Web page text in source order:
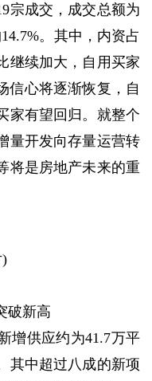
宗成交，成交总额为
。其中，内资占
继续加大，自用买家
信心将逐渐恢复，自
家有望回归。就整个
量开发向存量运营转
将是房地产未来的重
破新高
增供应约为41.7万平
其中超过八成的新项